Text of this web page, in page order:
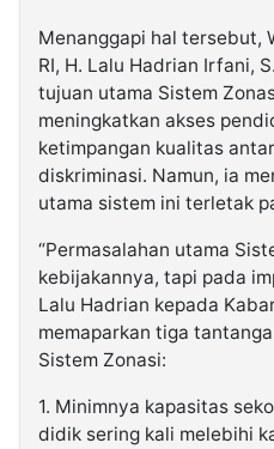
Menanggapi hal tersebut,
RI, H. Lalu Hadrian Irfani,
tujuan utama Sistem
meningkatkan akses
ketimpangan kualitas
diskriminasi. Namun, ia
utama sistem ini terletak
“Permasalahan utama
kebijakannya, tapi pada
Lalu Hadrian kepada
memaparkan tiga
Sistem Zonasi:
1. Minimnya kapasitas
didik sering kali melebihi